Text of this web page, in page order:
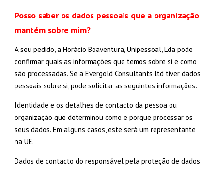
Posso saber os dados pessoais que a organização
mantém sobre mim?
A seu pedido, a Horácio Boaventura, Unipessoal, Lda pode
confirmar quais as informações que temos sobre si e como
são processadas. Se a Evergold Consultants ltd tiver dados
pessoais sobre si, pode solicitar as seguintes informações:
Identidade e os detalhes de contacto da pessoa ou
organização que determinou como e porque processar os
seus dados. Em alguns casos, este será um representante
na UE.
Dados de contacto do responsável pela proteção de dados,